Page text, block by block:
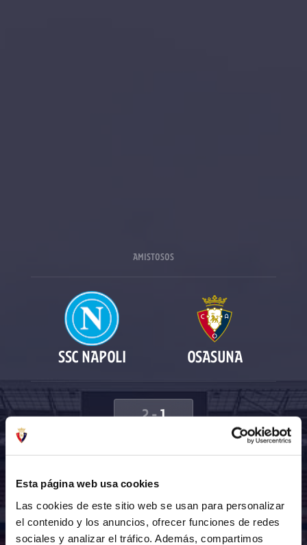
Esta página web usa cookies
Las cookies de este sitio web se usan para personalizar
el contenido y los anuncios, ofrecer funciones de redes
sociales y analizar el tráfico. Además, compartimos
AMISTOSOS
SSC NAPOLI OSASUNA
2-1
WED 05 AUG - 18:30
SEE MORE